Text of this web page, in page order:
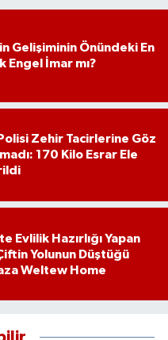
Gelişiminin Önündeki En
Engel İmar mı?
Zehir Tacirlerine Göz
170 Kilo Esrar Ele
Evlilik Hazırlığı Yapan
Yolunun Düştüğü
Weltew Home